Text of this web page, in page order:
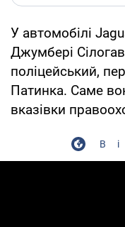
У автомобілі
Джумбері
поліцейський,
Патинка. Саме
вказівки